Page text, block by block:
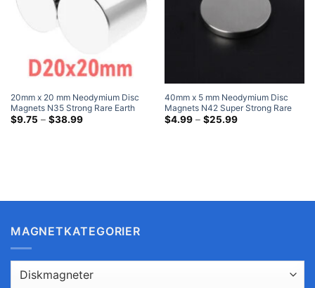
20mm x 20 mm Neodymium Disc
Magnets N35 Strong Rare Earth
Sylinder Magnet 20x20 mm Heavy
$9.75 – $38.99Prisklasse:
40mm x 5 mm Neodymium Disc
Magnets N42 Super Strong Rare
Earth 40x5 mm store
$4.99 – $25.99Prisklasse:
MAGNETKATEGORIER